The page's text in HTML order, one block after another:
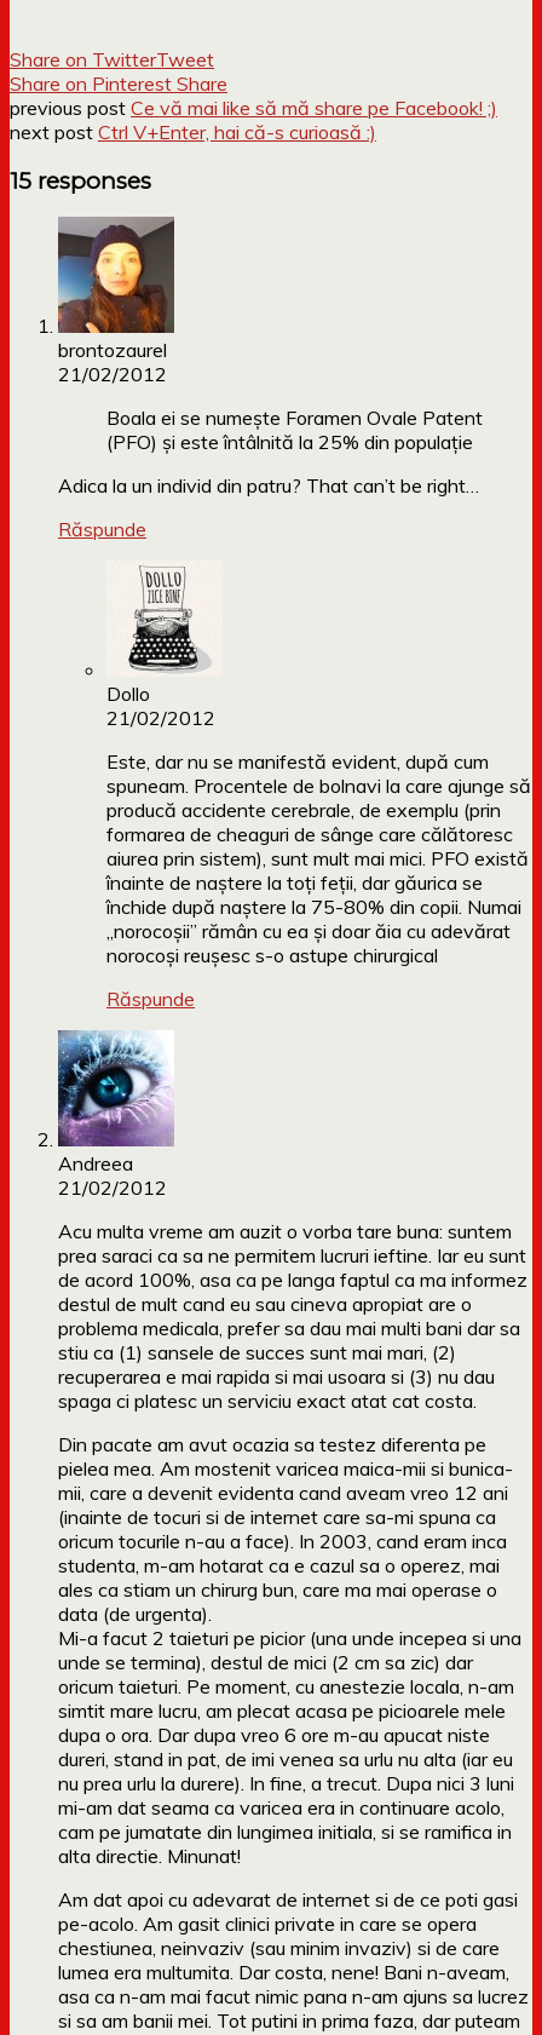
Share on TwitterTweet
Share on Pinterest Share
previous post Ce vă mai like să mă share pe Facebook! ;)
next post Ctrl V+Enter, hai că-s curioasă :)
15 responses
brontozaurel
21/02/2012
Boala ei se numește Foramen Ovale Patent
(PFO) și este întâlnită la 25% din populație
Adica la un individ din patru? That can’t be right…
Răspunde
Dollo
21/02/2012
Este, dar nu se manifestă evident, după cum
spuneam. Procentele de bolnavi la care ajunge să
producă accidente cerebrale, de exemplu (prin
formarea de cheaguri de sânge care călătoresc
aiurea prin sistem), sunt mult mai mici. PFO există
înainte de naștere la toți feții, dar găurica se
închide după naștere la 75-80% din copii. Numai
„norocoșii” rămân cu ea și doar ăia cu adevărat
norocoși reușesc s-o astupe chirurgical
Răspunde
Andreea
21/02/2012
Acu multa vreme am auzit o vorba tare buna: suntem
prea saraci ca sa ne permitem lucruri ieftine. Iar eu sunt
de acord 100%, asa ca pe langa faptul ca ma informez
destul de mult cand eu sau cineva apropiat are o
problema medicala, prefer sa dau mai multi bani dar sa
stiu ca (1) sansele de succes sunt mai mari, (2)
recuperarea e mai rapida si mai usoara si (3) nu dau
spaga ci platesc un serviciu exact atat cat costa.
Din pacate am avut ocazia sa testez diferenta pe
pielea mea. Am mostenit varicea maica-mii si bunica-
mii, care a devenit evidenta cand aveam vreo 12 ani
(inainte de tocuri si de internet care sa-mi spuna ca
oricum tocurile n-au a face). In 2003, cand eram inca
studenta, m-am hotarat ca e cazul sa o operez, mai
ales ca stiam un chirurg bun, care ma mai operase o
data (de urgenta).
Mi-a facut 2 taieturi pe picior (una unde incepea si una
unde se termina), destul de mici (2 cm sa zic) dar
oricum taieturi. Pe moment, cu anestezie locala, n-am
simtit mare lucru, am plecat acasa pe picioarele mele
dupa o ora. Dar dupa vreo 6 ore m-au apucat niste
dureri, stand in pat, de imi venea sa urlu nu alta (iar eu
nu prea urlu la durere). In fine, a trecut. Dupa nici 3 luni
mi-am dat seama ca varicea era in continuare acolo,
cam pe jumatate din lungimea initiala, si se ramifica in
alta directie. Minunat!
Am dat apoi cu adevarat de internet si de ce poti gasi
pe-acolo. Am gasit clinici private in care se opera
chestiunea, neinvaziv (sau minim invaziv) si de care
lumea era multumita. Dar costa, nene! Bani n-aveam,
asa ca n-am mai facut nimic pana n-am ajuns sa lucrez
si sa am banii mei. Tot putini in prima faza, dar puteam